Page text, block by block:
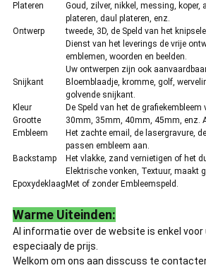
Plateren
Goud, zilver, nikkel, messing, koper,
plateren, daul plateren, enz.
Ontwerp
tweede, 3D, de Speld van het
Dienst van het leverings de vrije
emblemen, woorden en beelden.
Uw ontwerpen zijn ook
Snijkant
Bloemblaadje, kromme, golf,
golvende snijkant.
Kleur
De Speld van het de grafiekembleem
Grootte
30mm, 35mm, 40mm, 45mm, enz.
Embleem
Het zachte email, de lasergravure,
passen embleem aan.
Backstamp
Het vlakke, zand vernietigen of het
Elektrische vonken, Textuur, maakt
Epoxydeklaag Met of zonder Embleemspeld.
Warme Uiteinden:
Al informatie over de website is enkel voor
especiaaly de prijs.
Welkom om ons aan disscuss te